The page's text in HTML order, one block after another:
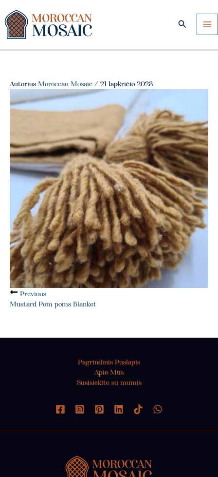
prie
turinio
Paieška
Autorius Moroccan Mosaic / 21 lapkričio 2023
Previous
Mustard Pom poms Blanket
Pagrindinis Puslapis
Apie Mus
Susisiekite su mumis